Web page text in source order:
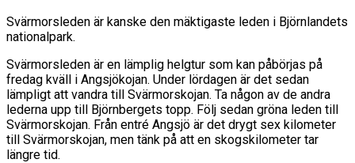
Svärmorsleden är kanske den mäktigaste leden i Björnlandets
nationalpark.
Svärmorsleden är en lämplig helgtur som kan påbörjas på
fredag kväll i Angsjökojan. Under lördagen är det sedan
lämpligt att vandra till Svärmorskojan. Ta någon av de andra
lederna upp till Björnbergets topp. Följ sedan gröna leden till
Svärmorskojan. Från entré Angsjö är det drygt sex kilometer
till Svärmorskojan, men tänk på att en skogskilometer tar
längre tid.